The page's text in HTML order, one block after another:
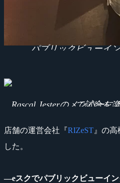
パブリックビューイ
Rascal Jesterのメンバーによる現地コメ
店舗の運営会社『RIZeST 』の
した。
―eスクでパブリックビューイ